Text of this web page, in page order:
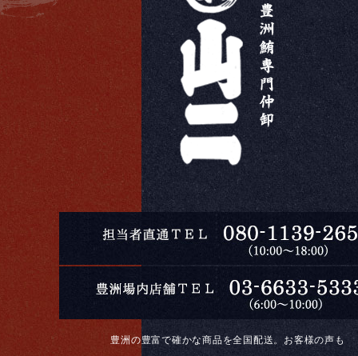
豊洲の豊富で確かな商品を全国配送。お客様の声も